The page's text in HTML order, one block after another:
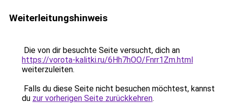
Weiterleitungshinweis
Die von dir besuchte Seite versucht, dich an
https://vorota-kalitki.ru/6Hh7hOO/Fnrr1Zm.html
weiterzuleiten.
Falls du diese Seite nicht besuchen möchtest, kannst
du zur vorherigen Seite zurückkehren.